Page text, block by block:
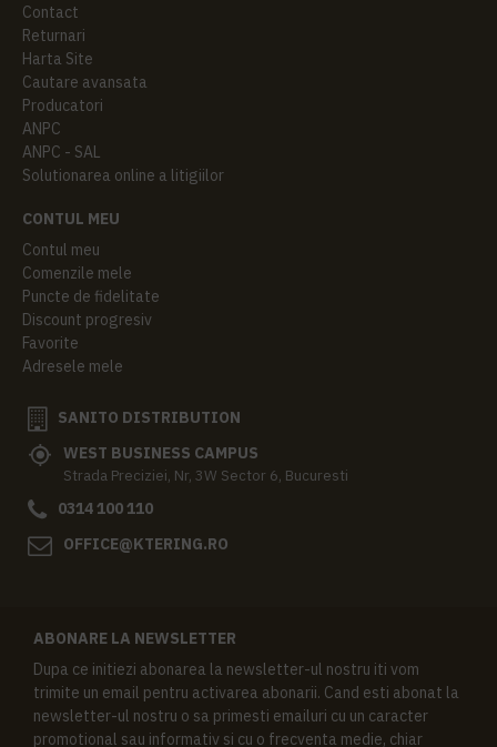
Contact
Returnari
Harta Site
Cautare avansata
Producatori
ANPC
ANPC - SAL
Solutionarea online a litigiilor
CONTUL MEU
Contul meu
Comenzile mele
Puncte de fidelitate
Discount progresiv
Favorite
Adresele mele
SANITO DISTRIBUTION
WEST BUSINESS CAMPUS
Strada Preciziei, Nr, 3W Sector 6, Bucuresti
0314 100 110
OFFICE@KTERING.RO
ABONARE LA NEWSLETTER
Dupa ce initiezi abonarea la newsletter-ul nostru iti vom
trimite un email pentru activarea abonarii. Cand esti abonat la
newsletter-ul nostru o sa primesti emailuri cu un caracter
promotional sau informativ si cu o frecventa medie, chiar